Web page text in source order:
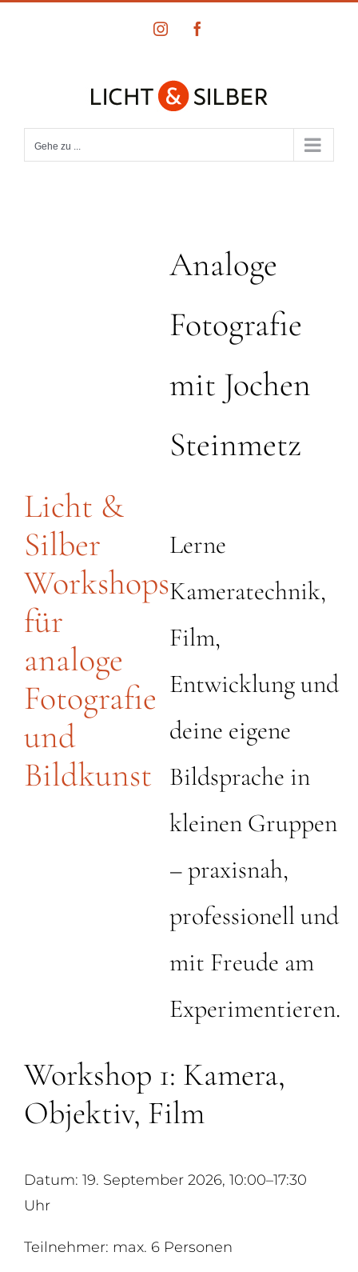
InstagramFacebook
Gehe zu ...
Licht &
Silber
Workshops
für
analoge
Fotografie
und
Bildkunst
Analoge
Fotografie
mit Jochen
Steinmetz
Lerne
Kameratechnik,
Film,
Entwicklung und
deine eigene
Bildsprache in
kleinen Gruppen
– praxisnah,
professionell und
mit Freude am
Experimentieren.
Workshop 1: Kamera,
Objektiv, Film
Datum: 19. September 2026, 10:00–17:30
Uhr
Teilnehmer: max. 6 Personen